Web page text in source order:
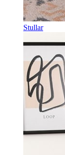
Stullar